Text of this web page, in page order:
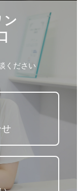
ください